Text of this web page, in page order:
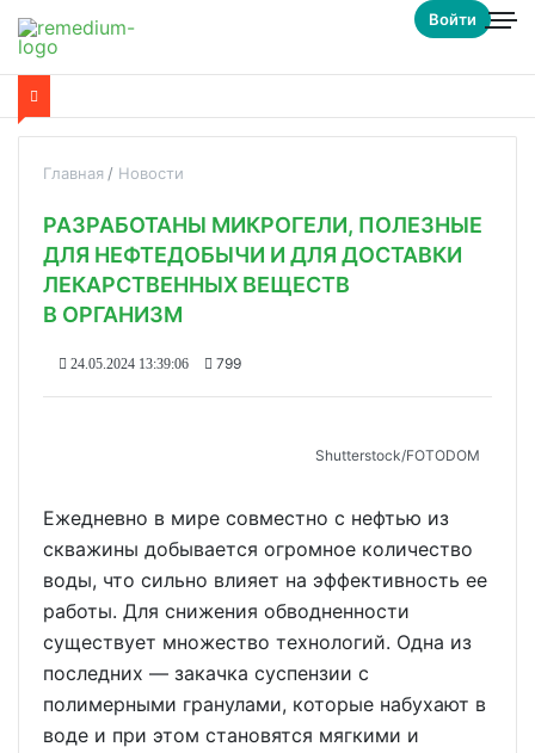
Войти
Главная Новости
РАЗРАБОТАНЫ МИКРОГЕЛИ, ПОЛЕЗНЫЕ
ДЛЯ НЕФТЕДОБЫЧИ И ДЛЯ ДОСТАВКИ
ЛЕКАРСТВЕННЫХ ВЕЩЕСТВ
В ОРГАНИЗМ
24.05.2024 13:39:06 799
Shutterstoсk/FOTODOM
Ежедневно в мире совместно с нефтью из
скважины добывается огромное количество
воды, что сильно влияет на эффективность ее
работы. Для снижения обводненности
существует множество технологий. Одна из
последних — закачка суспензии с
полимерными гранулами, которые набухают в
воде и при этом становятся мягкими и